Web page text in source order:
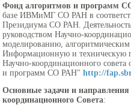
Фонд алгоритмов и программ
базе ИВМиМГ СО РАН в
Президиума СО РАН.
руководством Научно-
моделированию,
Информационную и техническую
Научно-координационного совета
и программ СО РАН" http://
Основные задачи и
координационного Совета: